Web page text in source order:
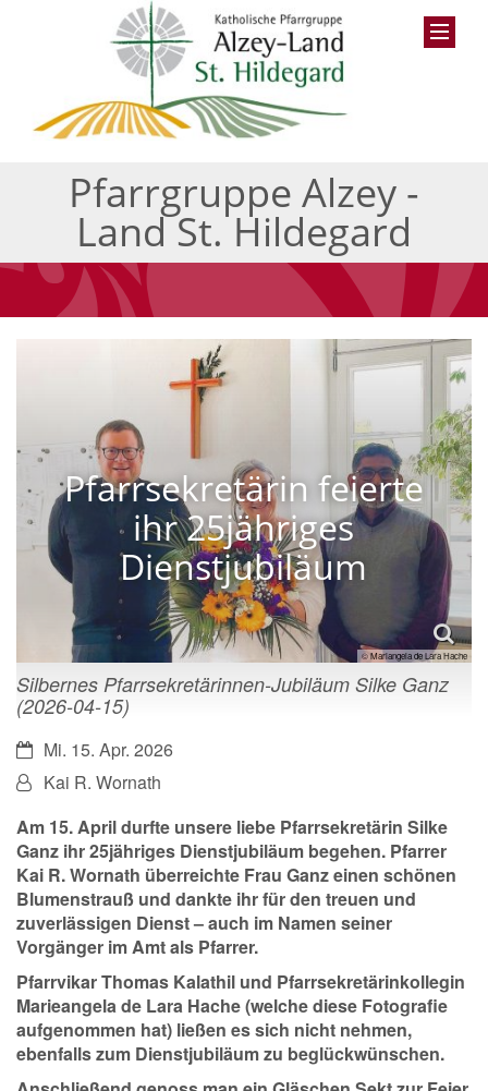
Pfarrgruppe Alzey -
Land St. Hildegard
Pfarrsekretärin feierte
ihr 25jähriges
Dienstjubiläum
© Mariangela de Lara Hache
Silbernes Pfarrsekretärinnen-Jubiläum Silke Ganz
(2026-04-15)
Datum:Mi. 15. Apr. 2026
Von:Kai R. Wornath
Am 15. April durfte unsere liebe Pfarrsekretärin Silke
Ganz ihr 25jähriges Dienstjubiläum begehen. Pfarrer
Kai R. Wornath überreichte Frau Ganz einen schönen
Blumenstrauß und dankte ihr für den treuen und
zuverlässigen Dienst – auch im Namen seiner
Vorgänger im Amt als Pfarrer.
Pfarrvikar Thomas Kalathil und Pfarrsekretärinkollegin
Marieangela de Lara Hache (welche diese Fotografie
aufgenommen hat) ließen es sich nicht nehmen,
ebenfalls zum Dienstjubiläum zu beglückwünschen.